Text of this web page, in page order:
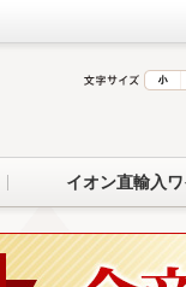
イオン直輸入